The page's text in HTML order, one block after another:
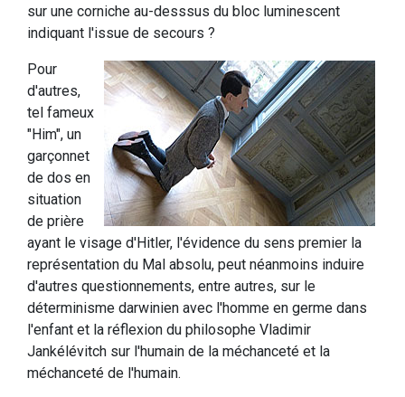
sur une corniche au-desssus du bloc luminescent
indiquant l'issue de secours ?
Pour
d'autres,
tel fameux
"Him", un
garçonnet
de dos en
situation
de prière
ayant le visage d'Hitler, l'évidence du sens premier la
représentation du Mal absolu, peut néanmoins induire
d'autres questionnements, entre autres, sur le
déterminisme darwinien avec l'homme en germe dans
l'enfant et la réflexion du philosophe Vladimir
Jankélévitch sur l'humain de la méchanceté et la
méchanceté de l'humain.